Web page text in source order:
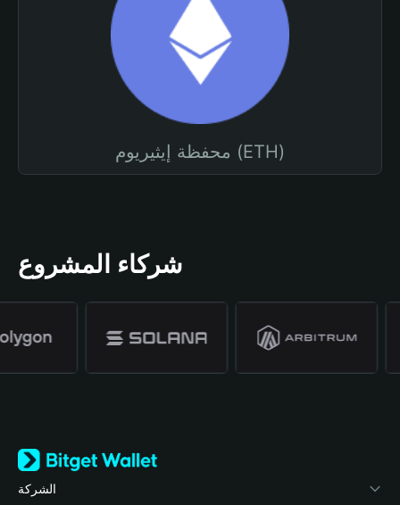
محفظة إيثيريوم (ETH)
شركاء المشروع
الشركة